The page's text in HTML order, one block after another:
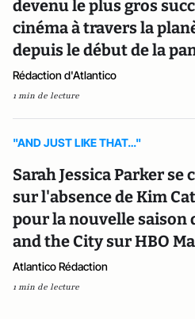
devenu le plus gros
cinéma à travers la
depuis le début de la
Rédaction d'Atlantico
1 min de lecture
"AND JUST LIKE THAT…"
Sarah Jessica Parker se
sur l'absence de Kim
pour la nouvelle saison
and the City sur HBO
Atlantico Rédaction
1 min de lecture